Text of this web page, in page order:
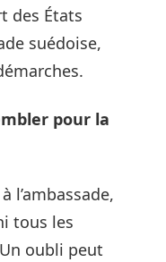
des États
suédoise,
pour la
l’ambassade,
tous les
oubli peut